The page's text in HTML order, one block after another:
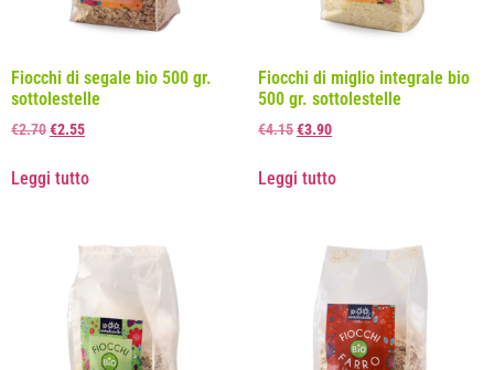
Fiocchi di segale bio 500 gr.
sottolestelle
€2.70€2.55
Leggi tutto
Fiocchi di miglio integrale bio
500 gr. sottolestelle
€4.15€3.90
Leggi tutto